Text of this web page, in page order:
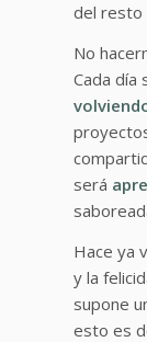
del resto
No
Cada día
será
Hace ya
y la
supone
esto es